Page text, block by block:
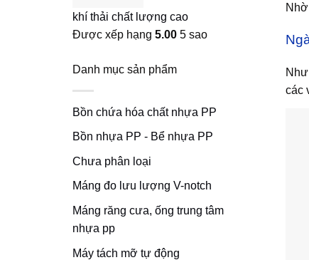
khí thải chất lượng cao
Được xếp hạng 5.00 5 sao
Danh mục sản phẩm
Bồn chứa hóa chất nhựa PP
Bồn nhựa PP - Bể nhựa PP
Chưa phân loại
Máng đo lưu lượng V-notch
Máng răng cưa, ống trung tâm
nhựa pp
Máy tách mỡ tự động
các